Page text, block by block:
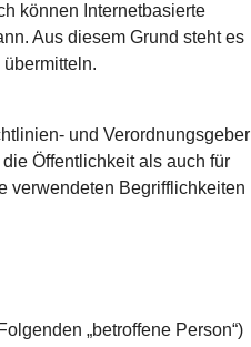
können Internetbasierte
Aus diesem Grund steht es
und Verordnungsgeber
Öffentlichkeit als auch für
verwendeten Begrifflichkeiten
„betroffene Person“)